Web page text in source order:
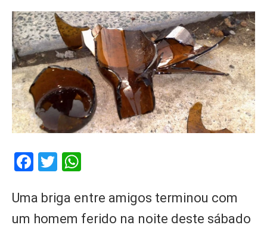
Facebook
Twitter
Uma briga entre amigos terminou com
um homem ferido na noite deste sábado